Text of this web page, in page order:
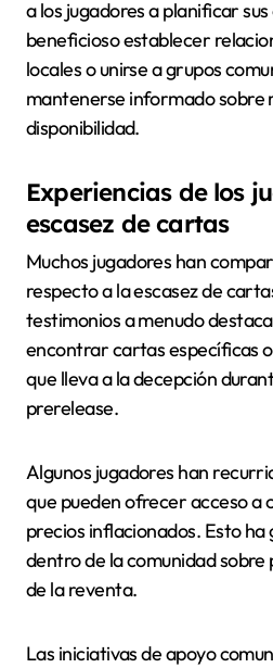
a los jugadores a planificar
beneficioso establecer
locales o unirse a grupos
mantenerse informado sobre
disponibilidad.
Experiencias de los
escasez de cartas
Muchos jugadores han
respecto a la escasez de
testimonios a menudo
encontrar cartas específicas
que lleva a la decepción
prerelease.
Algunos jugadores han
que pueden ofrecer acceso a
precios inflacionados. Esto ha
dentro de la comunidad sobre
de la reventa.
Las iniciativas de apoyo